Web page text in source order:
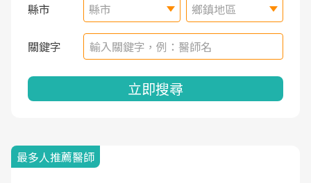
縣市 縣市 鄉鎮地區
關鍵字
立即搜尋
最多人推薦醫師